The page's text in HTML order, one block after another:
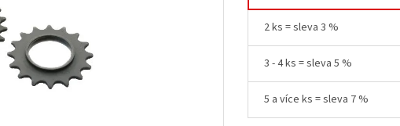
2 ks = sleva 3 %
3 - 4 ks = sleva 5 %
5 a více ks = sleva 7 %